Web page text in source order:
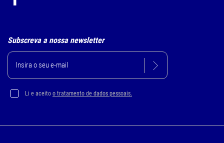
Subscreva a nossa newsletter
Li e aceito o tratamento de dados pessoais.